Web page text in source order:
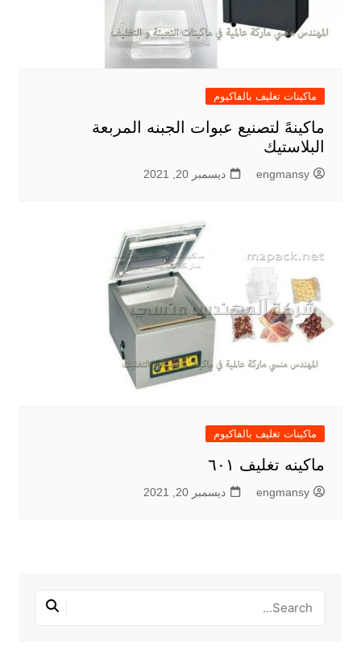
ماكينات تغليف بالفاكيوم
ماكينهً لتصنيع عبوات الجبنه المربعة
البلاستيك
engmansy ديسمبر 20, 2021
ماكينات تغليف بالفاكيوم
ماكينه تغليف ٦٠١
engmansy ديسمبر 20, 2021